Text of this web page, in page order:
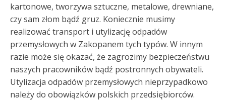
kartonowe, tworzywa sztuczne, metalowe, drewniane,
czy sam złom bądź gruz. Koniecznie musimy
realizować transport i utylizację odpadów
przemysłowych w Zakopanem tych typów. W innym
razie może się okazać, że zagrozimy bezpieczeństwu
naszych pracowników bądź postronnych obywateli.
Utylizacja odpadów przemysłowych nieprzypadkowo
należy do obowiązków polskich przedsiębiorców.